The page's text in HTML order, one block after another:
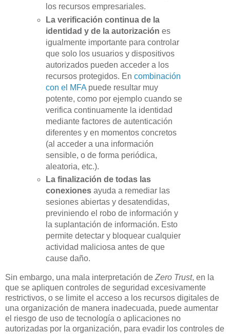
los recursos empresariales.
La verificación continua de la
identidad y de la autorizaciónes
igualmente importante para controlar
que solo los usuarios y dispositivos
autorizados pueden acceder a los
recursos protegidos. Encombinación
con el MFA puede resultar muy
potente, como por ejemplo cuando se
verifica continuamente la identidad
mediante factores de autenticación
diferentes y en momentos concretos
(al acceder a una información
sensible, o de forma periódica,
aleatoria, etc.).
La finalización de todas las
conexiones ayuda a remediar las
sesiones abiertas y desatendidas,
previniendo el robo de información y
la suplantación de información. Esto
permite detectar y bloquear cualquier
actividad maliciosa antes de que
cause daño.
Sin embargo, una mala interpretación de Zero Trust, en la
que se apliquen controles de seguridad excesivamente
restrictivos, o se limite el acceso a los recursos digitales de
una organización de manera inadecuada, puede aumentar
el riesgo de uso de tecnología o aplicaciones no
autorizadas por la organización, para evadir los controles de